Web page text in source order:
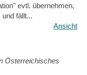
evtl. übernehmen,
fällt...
Ansicht
Österreichisches